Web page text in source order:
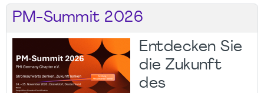
PM-Summit 2026
Entdecken Sie
die Zukunft
des